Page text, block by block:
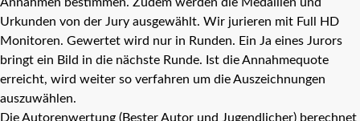
Urkunden von der Jury ausgewählt. Wir jurieren mit Full HD
Monitoren. Gewertet wird nur in Runden. Ein Ja eines Jurors
bringt ein Bild in die nächste Runde. Ist die Annahmequote
erreicht, wird weiter so verfahren um die Auszeichnungen
auszuwählen.
Die Autorenwertung (Bester Autor und Jugendlicher) berechnet